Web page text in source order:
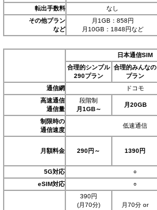
転出手数料
なし
その他プラン
など
月1GB：858円
月10GB：1848円など
日本通信SIM
合理的シンプル
290プラン
合理的みんなの
プラン
通信網
ドコモ
高速通信
通信量
段階制
月1GB～
月20GB
制限時の
通信速度
低速通信
月額料金 290円～ 1390円
5G対応 ○
eSIM対応
○
390円
(月70分)
月70分 or